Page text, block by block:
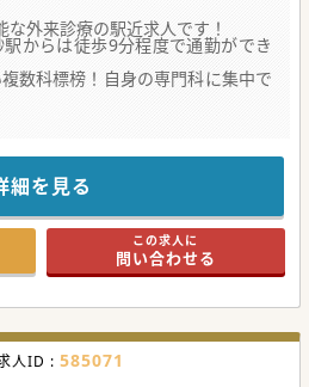
外来診療の駅近求人です！
からは徒歩9分程度で通勤ができ
数科標榜！自身の専門科に集中で
、常に最適な医療を提供！
クを運営する大手法人が母体なの
勤務できます。
て中の先生のご応募もお待ちして
可 #秋入職可
細を見る
この求人に
問い合わせる
人ID : 585071